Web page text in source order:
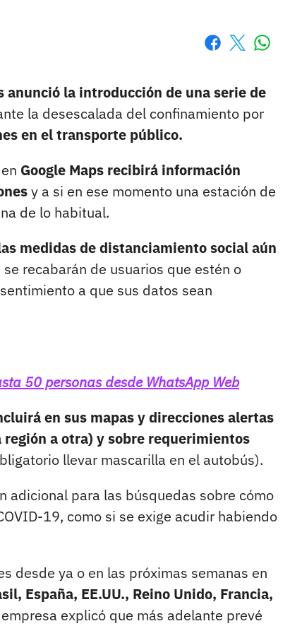
anunció la introducción de una serie de
la desescalada del confinamiento por
en el transporte público.
Google Maps recibirá información
y a si en ese momento una estación de
de lo habitual.
medidas de distanciamiento social aún
recabarán de usuarios que estén o
a que sus datos sean
50 personas desde WhatsApp Web
en sus mapas y direcciones alertas
a otra) y sobre requerimientos
llevar mascarilla en el autobús).
adicional para las búsquedas sobre cómo
19, como si se exige acudir habiendo
desde ya o en las próximas semanas en
España, EE.UU., Reino Unido, Francia,
explicó que más adelante prevé